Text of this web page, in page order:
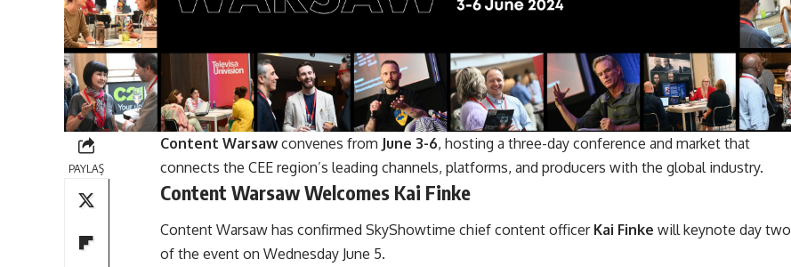
PAYLAŞ
Content Warsawconvenes from June 3-6, hosting a three-day conference and market that
connects the CEE region’s leading channels, platforms, and producers with the global industry.
Content Warsaw Welcomes Kai Finke
Content Warsaw has confirmed SkyShowtime chief content officer Kai Finke will keynote day two
of the event on Wednesday June 5.